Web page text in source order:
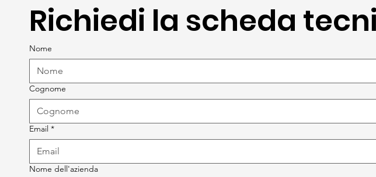
Richiedi la scheda
Nome
Cognome
Email *
Nome dell'azienda